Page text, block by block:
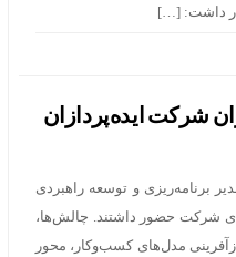
داشت: […]
شرکت ایده‌پردازان
برنامه‌ریزی و توسعه راهبردی
شرکت حضور داشتند. چالش‌ها،
مدل‌های کسب‌وکار، محور